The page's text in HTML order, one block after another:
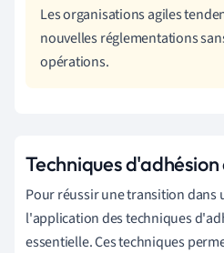
Les organisations agiles
nouvelles réglementations
opérations.
Techniques
Pour réussir une transition dans
l'application des techniques
essentielle. Ces techniques